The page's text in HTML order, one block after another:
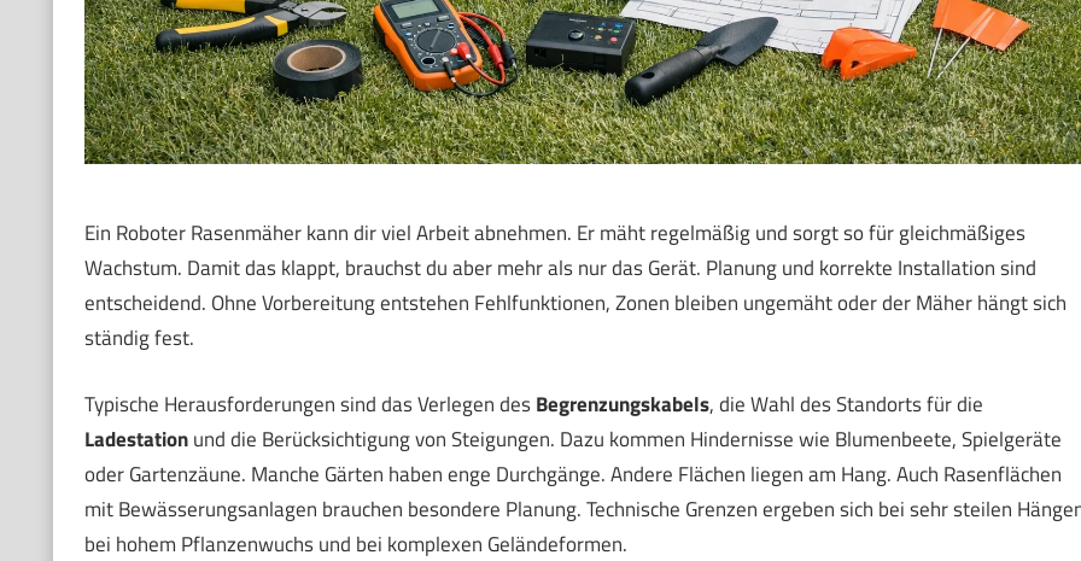
Ein Roboter Rasenmäher kann dir viel Arbeit abnehmen. Er mäht regelmäßig und sorgt so für gleichmäßiges
Wachstum. Damit das klappt, brauchst du aber mehr als nur das Gerät. Planung und korrekte Installation sind
entscheidend. Ohne Vorbereitung entstehen Fehlfunktionen, Zonen bleiben ungemäht oder der Mäher hängt sich
ständig fest.
Typische Herausforderungen sind das Verlegen desBegrenzungskabels, die Wahl des Standorts für die
Ladestationund die Berücksichtigung von Steigungen. Dazu kommen Hindernisse wie Blumenbeete, Spielgeräte
oder Gartenzäune. Manche Gärten haben enge Durchgänge. Andere Flächen liegen am Hang. Auch Rasenflächen
mit Bewässerungsanlagen brauchen besondere Planung. Technische Grenzen ergeben sich bei sehr steilen
bei hohem Pflanzenwuchs und bei komplexen Geländeformen.